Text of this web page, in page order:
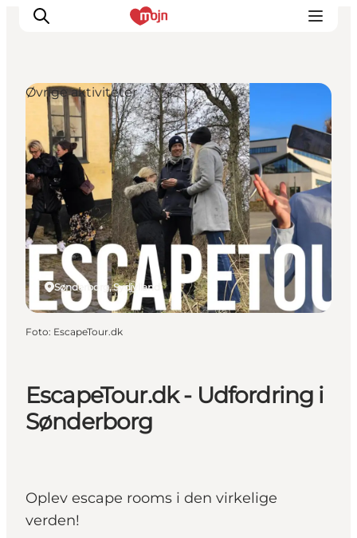
Oplevelser
Byer & Steder
Det sker
Overnatning
Planlæg din ferie
Booking
EscapeTour.dk - Udfordring i
Sønderborg
Oplev escape rooms i den virkelige
verden!
Sønderborg, Sydjylland
Øvrige aktiviteter
Foto: EscapeTour.dk